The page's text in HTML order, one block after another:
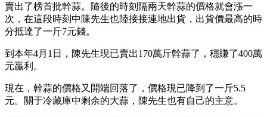
賣出了榜首批幹蒜。隨後的時刻隔兩天幹蒜的價格就會漲一
次，在這段時刻中陳先生也陸接接連地出貨，出貨價最高的時
分抵達了一斤7元錢。
到本年4月1日，陳先生現已賣出170萬斤幹蒜了，穩賺了400萬
元贏利。
現在，幹蒜的價格又開端回落了，價格現已降到了一斤5.5
元。關于冷藏庫中剩余的大蒜，陳先生也有自己的主意。